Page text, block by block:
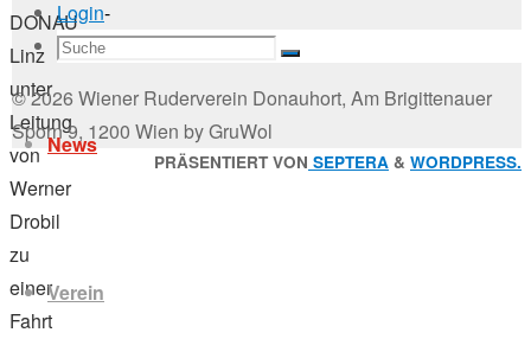
Zum
Inhalt
springenNews
Verein
DONAU
Linz
unter
Leitung
von
Werner
Drobil
zu
einer
Fahrt
Login-
Suchen
Suche
© 2026 Wiener Ruderverein Donauhort, Am Brigittenauer
Sporn 9, 1200 Wien by GruWol
PRÄSENTIERT VON SEPTERA & WORDPRESS.
Zurück
nach
oben